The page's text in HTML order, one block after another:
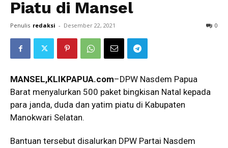
Piatu di Mansel
Penulis redaksi - Desember 22, 2021 0
MANSEL,KLIKPAPUA.com–DPW Nasdem Papua
Barat menyalurkan 500 paket bingkisan Natal kepada
para janda, duda dan yatim piatu di Kabupaten
Manokwari Selatan.
Bantuan tersebut disalurkan DPW Partai Nasdem